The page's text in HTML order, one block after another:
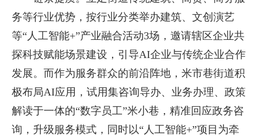
务等行业优势，按行业分类举办建筑、文创演艺
等“人工智能+”产业融合活动3场，邀请辖区企业共
探科技赋能场景建设，引导AI企业与传统企业合作
发展。而作为服务群众的前沿阵地，米市巷街道积
极布局AI应用，试用集咨询导办、业务办理、政策
解读于一体的“数字员工”米小巷，精准回应政务咨
询，升级服务模式，同时以“人工智能+”项目为牵